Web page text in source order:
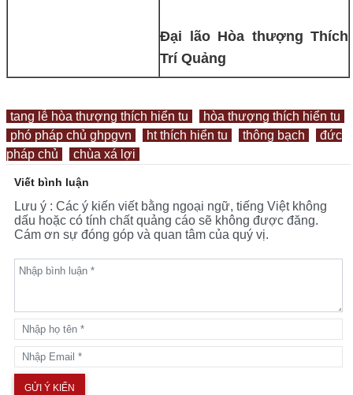
Đại lão Hòa thượng Thích
Trí Quảng
tang lễ hòa thượng thích hiển tu
hòa thượng thích hiển tu
phó pháp chủ ghpgvn
ht thích hiển tu thông bạch
đức
pháp chủ
chùa xá lợi
Viết bình luận
Lưu ý : Các ý kiến viết bằng ngoại ngữ, tiếng Việt không
dấu hoặc có tính chất quảng cáo sẽ không được đăng.
Cám ơn sự đóng góp và quan tâm của quý vị.